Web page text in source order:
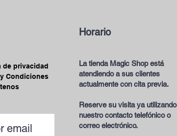
Condiciones
de privacidad
email
Horario
La tienda Magic Shop está
atendiendo a sus clientes
actualmente con cita previa.
Reserve su visita ya utilizando
nuestro contacto telefónico o
correo electrónico.